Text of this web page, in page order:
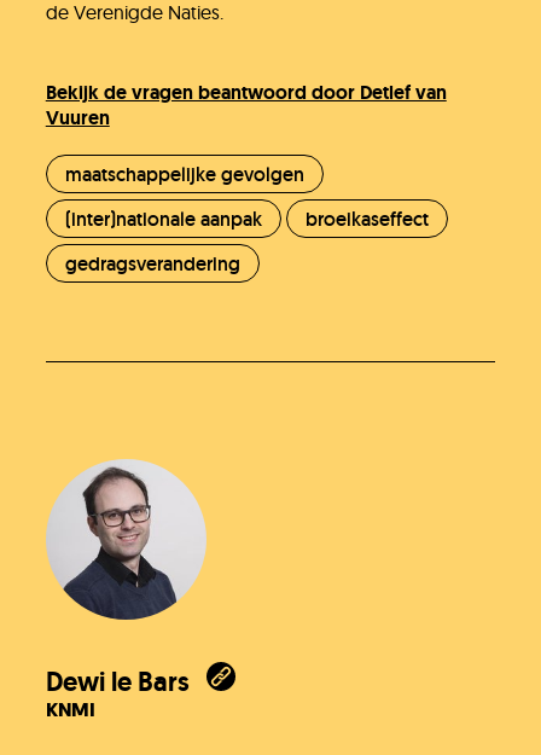
de Verenigde Naties.
Bekijk de vragen beantwoord door Detlef van
Vuuren
maatschappelijke gevolgen
(inter)nationale aanpak
broeikaseffect
gedragsverandering
Dewi le Bars
KNMI